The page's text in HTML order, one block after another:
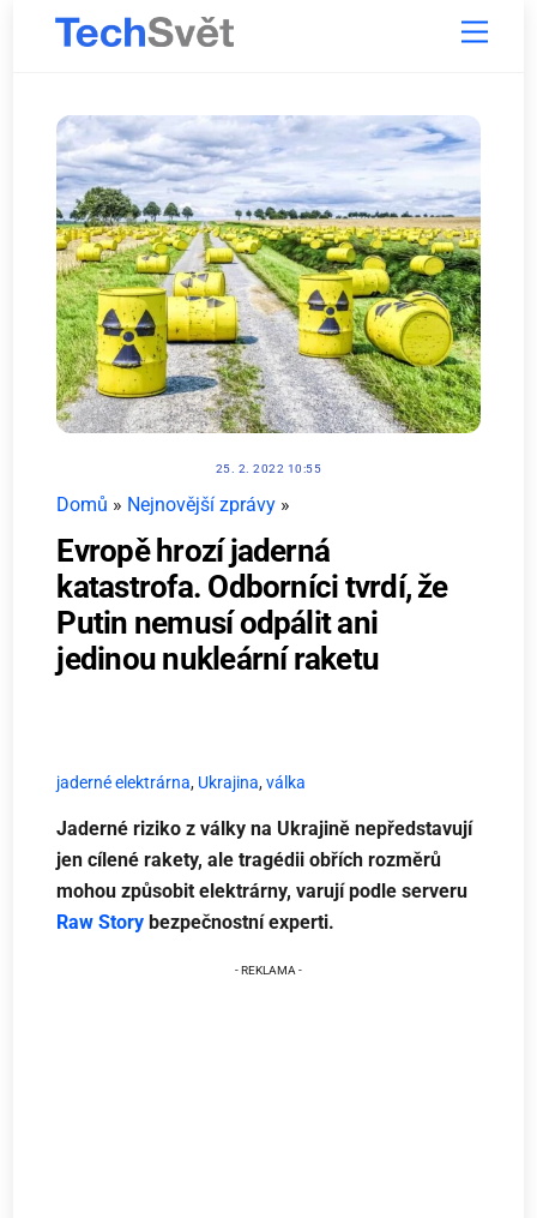
Menu
25. 2. 2022 10:55
Domů » Nejnovější zprávy »
Evropě hrozí jaderná
katastrofa. Odborníci tvrdí, že
Putin nemusí odpálit ani
jedinou nukleární raketu
jaderné elektrárna, Ukrajina,válka
Jaderné riziko z války na Ukrajině nepředstavují
jen cílené rakety, ale tragédii obřích rozměrů
mohou způsobit elektrárny, varují podle serveru
Raw Story bezpečnostní experti.